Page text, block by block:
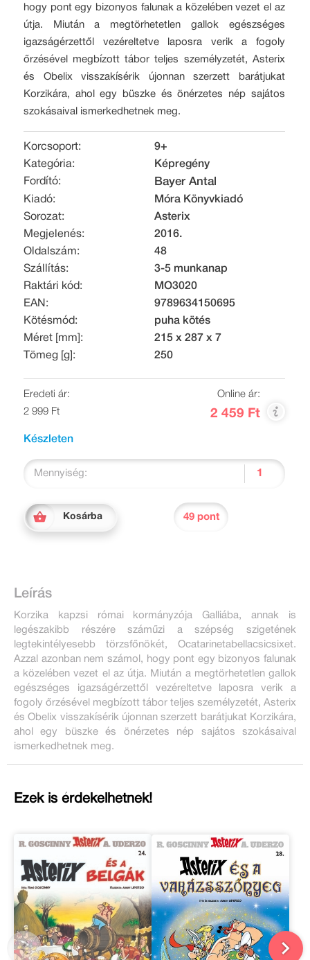
hogy pont egy bizonyos falunak a közelében vezet el az
útja. Miután a megtörhetetlen gallok egészséges
igazságérzettől vezéreltetve laposra verik a fogoly
őrzésével megbízott tábor teljes személyzetét, Asterix
és Obelix visszakísérik újonnan szerzett barátjukat
Korzikára, ahol egy büszke és önérzetes nép sajátos
szokásaival ismerkedhetnek meg.
Korcsoport:
9+
Kategória:
Képregény
Fordító:
Bayer Antal
Kiadó:
Móra Könyvkiadó
Sorozat:
Asterix
Megjelenés:
2016.
Oldalszám:
48
Szállítás:
3-5 munkanap
Raktári kód:
MO3020
EAN:
9789634150695
Kötésmód:
puha kötés
Méret [mm]:
215 x 287 x 7
Tömeg [g]:
250
Eredeti ár:
2 999 Ft
Online ár:
2 459 Ft
Készleten
Mennyiség:
Kosárba 49 pont
Leírás
Korzika kapzsi római kormányzója Galliába, annak is
legészakibb részére száműzi a szépség szigetének
legtekintélyesebb törzsfőnökét, Ocatarinetabellacsicsixet.
Azzal azonban nem számol, hogy pont egy bizonyos falunak
a közelében vezet el az útja. Miután a megtörhetetlen gallok
egészséges igazságérzettől vezéreltetve laposra verik a
fogoly őrzésével megbízott tábor teljes személyzetét, Asterix
és Obelix visszakísérik újonnan szerzett barátjukat Korzikára,
ahol egy büszke és önérzetes nép sajátos szokásaival
ismerkedhetnek meg.
Ezek is érdekelhetnek!